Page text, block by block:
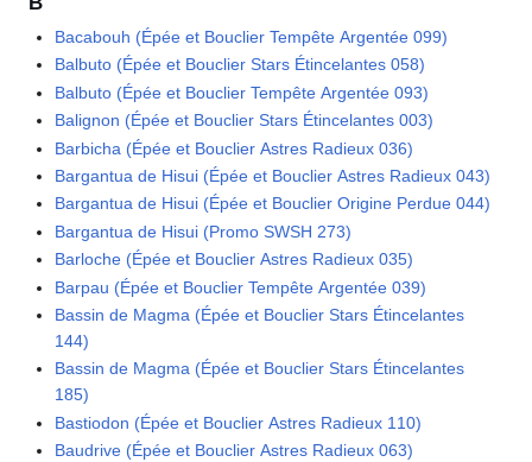
Bacabouh (Épée et Bouclier Tempête Argentée 099)
Balbuto (Épée et Bouclier Stars Étincelantes 058)
Balbuto (Épée et Bouclier Tempête Argentée 093)
Balignon (Épée et Bouclier Stars Étincelantes 003)
Barbicha (Épée et Bouclier Astres Radieux 036)
Bargantua de Hisui (Épée et Bouclier Astres Radieux 043)
Bargantua de Hisui (Épée et Bouclier Origine Perdue 044)
Bargantua de Hisui (Promo SWSH 273)
Barloche (Épée et Bouclier Astres Radieux 035)
Barpau (Épée et Bouclier Tempête Argentée 039)
Bassin de Magma (Épée et Bouclier Stars Étincelantes
144)
Bassin de Magma (Épée et Bouclier Stars Étincelantes
185)
Bastiodon (Épée et Bouclier Astres Radieux 110)
Baudrive (Épée et Bouclier Astres Radieux 063)